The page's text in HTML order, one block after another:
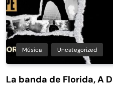
Música Uncategorized
La banda de Florida, A